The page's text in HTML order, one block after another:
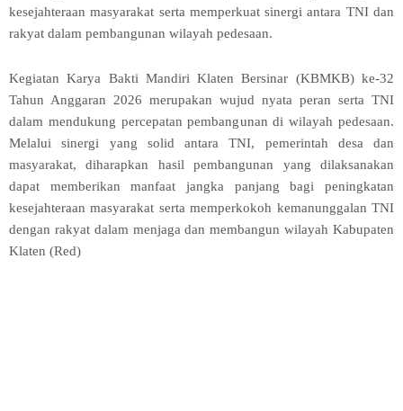
kesejahteraan masyarakat serta memperkuat sinergi antara TNI dan
rakyat dalam pembangunan wilayah pedesaan.
Kegiatan Karya Bakti Mandiri Klaten Bersinar (KBMKB) ke-32
Tahun Anggaran 2026 merupakan wujud nyata peran serta TNI
dalam mendukung percepatan pembangunan di wilayah pedesaan.
Melalui sinergi yang solid antara TNI, pemerintah desa dan
masyarakat, diharapkan hasil pembangunan yang dilaksanakan
dapat memberikan manfaat jangka panjang bagi peningkatan
kesejahteraan masyarakat serta memperkokoh kemanunggalan TNI
dengan rakyat dalam menjaga dan membangun wilayah Kabupaten
Klaten (Red)